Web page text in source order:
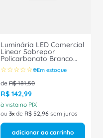
Luminária LED Comercial
Linear Sobrepor
Policarbonato Branco
5000K 32W 1200Mm
Bivolt 7012918 Ledvance
☆☆☆☆☆ Em estoque
de R$ 181,50
R$ 142,99
à vista no PIX
ou 3 de R$ 52,96 sem juros
adicionar ao carrinho